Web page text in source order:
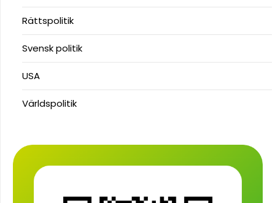
Rättspolitik
Svensk politik
USA
Världspolitik